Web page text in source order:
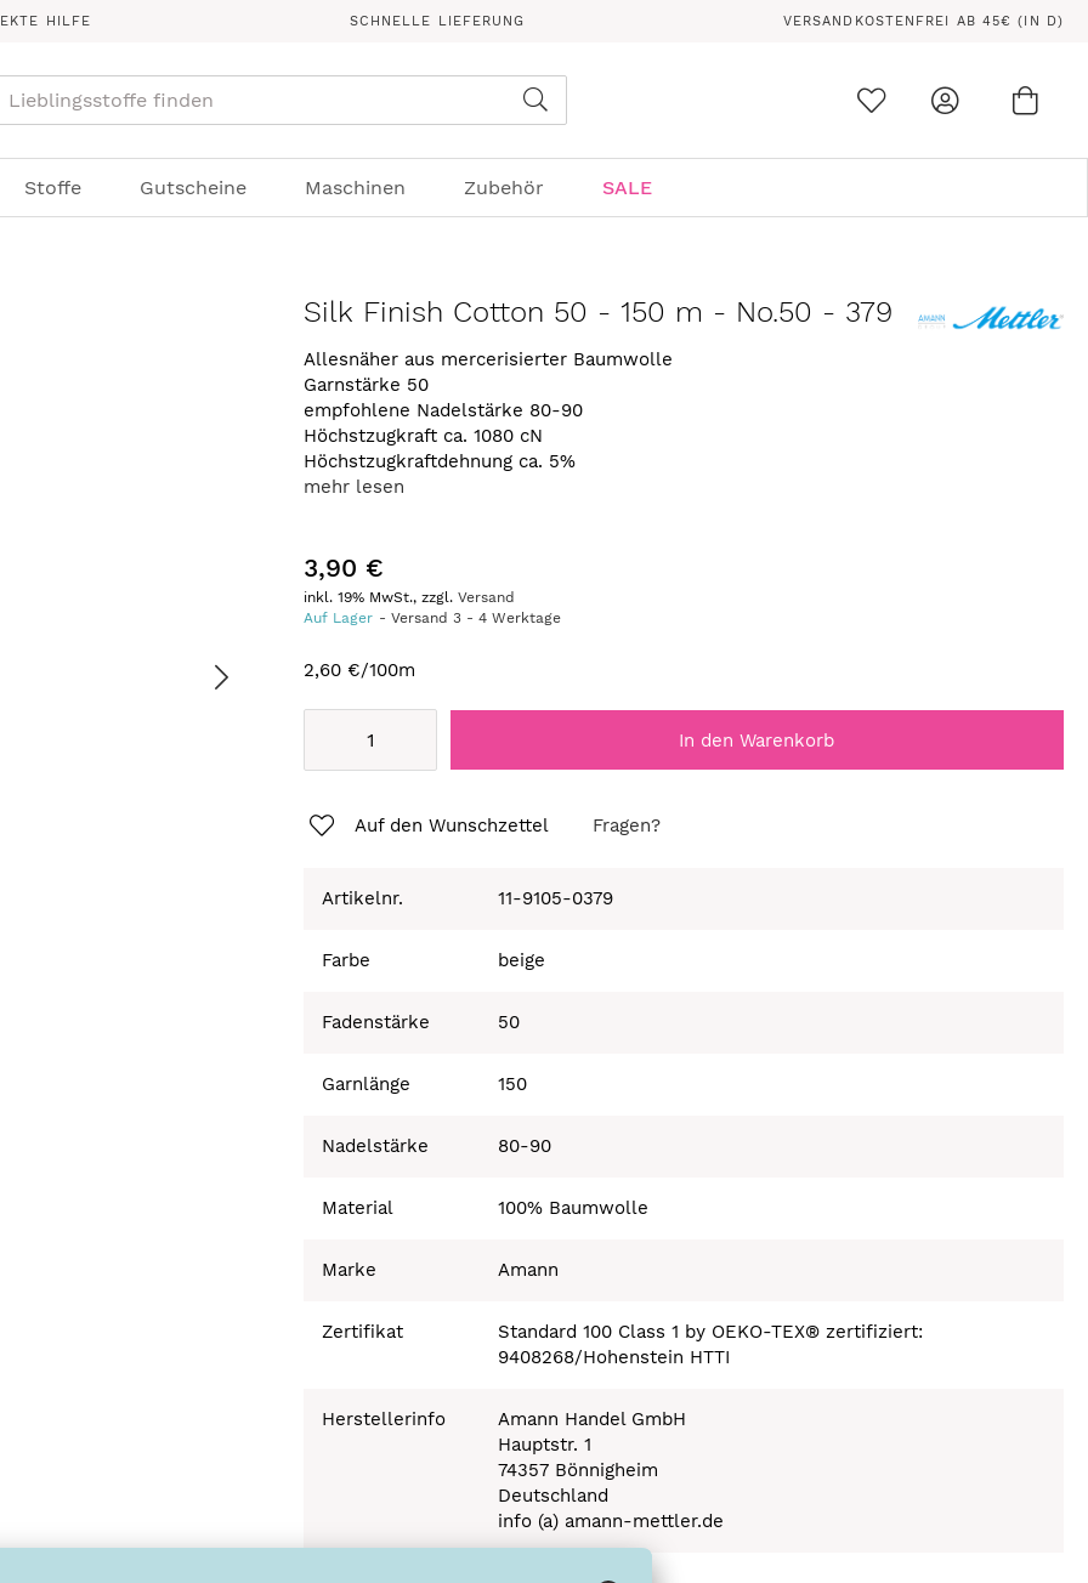
HILFE SCHNELLE LIEFERUNG VERSANDKOSTENFREI AB 45€ (IN D)
Stoffe Gutscheine Maschinen Zubehör SALE
Silk Finish Cotton 50 - 150 m - No.50 - 379
Allesnäher aus mercerisierter Baumwolle
Garnstärke 50
empfohlene Nadelstärke 80-90
Höchstzugkraft ca. 1080 cN
Höchstzugkraftdehnung ca. 5%
mehr lesen
3,90 €
inkl. 19% MwSt., zzgl.Versand
Auf Lager
Versand3 -4 Werktage
2,60 €/100m
In den Warenkorb
Auf den Wunschzettel Fragen?
Artikelnr. 11-9105-0379
Farbe beige
Fadenstärke 50
Garnlänge 150
Nadelstärke 80-90
Material 100% Baumwolle
Marke Amann
Zertifikat
Standard 100 Class 1 by OEKO-TEX® zertifiziert:
9408268/Hohenstein HTTI
Herstellerinfo
Amann Handel GmbH
Hauptstr. 1
74357 Bönnigheim
Deutschland
info (a) amann-mettler.de